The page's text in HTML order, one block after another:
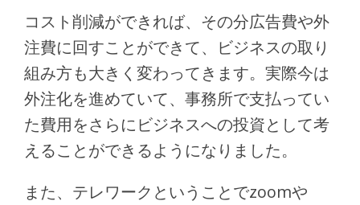
コスト削減ができれば、その分広告費や外
注費に回すことができて、ビジネスの取り
組み方も大きく変わってきます。実際今は
外注化を進めていて、事務所で支払ってい
た費用をさらにビジネスへの投資として考
えることができるようになりました。
また、テレワークということでzoomや